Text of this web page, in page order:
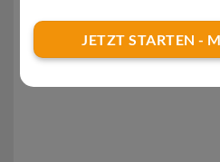
JETZT STARTEN -